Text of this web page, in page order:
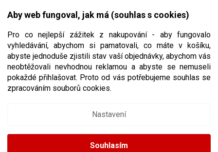
Aby web fungoval, jak má (souhlas s cookies)
Pro co nejlepší zážitek z nakupování - aby fungovalo
vyhledávání, abychom si pamatovali, co máte v košíku,
abyste jednoduše zjistili stav vaší objednávky, abychom vás
neobtěžovali nevhodnou reklamou a abyste se nemuseli
pokaždé přihlašovat. Proto od vás potřebujeme souhlas se
zpracováním souborů cookies.
Nastavení
Souhlasím
CZK
NÁKUPNÍ
PÁSKY A GRIPY NA HOKEJKU
N